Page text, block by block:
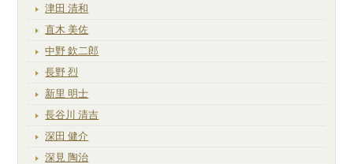
津田 清和
直木 美佐
中野 欽二郎
長野 烈
新里 明士
長谷川 清吉
深田 健介
深見 陶治